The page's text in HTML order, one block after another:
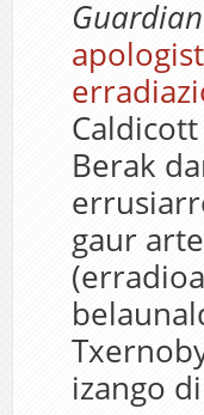
Guardian
Berak
gaur
izango